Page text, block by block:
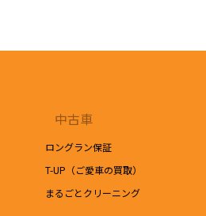
中古車
ロングラン保証
T-UP（ご愛車の買取）
まるごとクリーニング